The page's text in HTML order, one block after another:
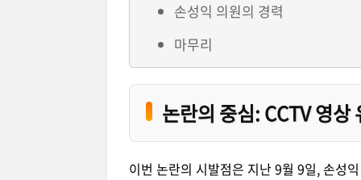
손성익 의원의 경력
마무리
논란의 중심: CCTV 영상
이번 논란의 시발점은 지난 9월 9일, 손성